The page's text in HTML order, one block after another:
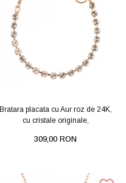
Bratara placata cu Aur roz de 24K,
cu cristale originale,
309,00 RON